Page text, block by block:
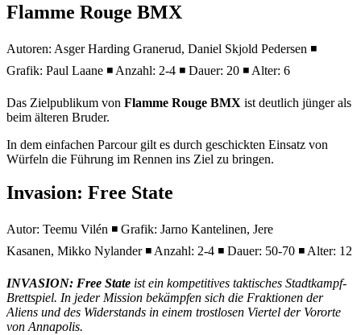
Flamme Rouge BMX
Autoren: Asger Harding Granerud, Daniel Skjold Pedersen ◾
Grafik: Paul Laane ◾ Anzahl: 2-4 ◾ Dauer: 20 ◾ Alter: 6
Das Zielpublikum von Flamme Rouge BMX ist deutlich jünger als
beim älteren Bruder.
In dem einfachen Parcour gilt es durch geschickten Einsatz von
Würfeln die Führung im Rennen ins Ziel zu bringen.
Invasion: Free State
Autor: Teemu Vilén ◾ Grafik: Jarno Kantelinen, Jere
Kasanen, Mikko Nylander ◾ Anzahl: 2-4 ◾ Dauer: 50-70 ◾ Alter: 12
INVASION: Free State ist ein kompetitives taktisches Stadtkampf-
Brettspiel. In jeder Mission bekämpfen sich die Fraktionen der
Aliens und des Widerstands in einem trostlosen Viertel der Vororte
von Annapolis.